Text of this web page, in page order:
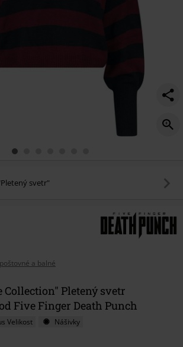
svetr"
a balné
Collection" Pletený svetr
Five Finger Death Punch
Velikost
Nášivky